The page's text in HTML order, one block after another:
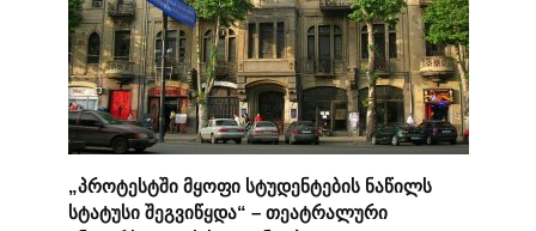
„პროტესტში მყოფი სტუდენტების ნაწილს
სტატუსი შეგვიწყდა“ – თეატრალური